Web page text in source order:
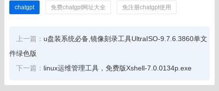
chatgpt 免费chatgpt网址大全 免注册chatgpt使用
上一篇： u盘装系统必备,镜像刻录工具UltraISO-9.7.6.3860单文
件绿色版
下一篇： linux运维管理工具，免费版Xshell-7.0.0134p.exe